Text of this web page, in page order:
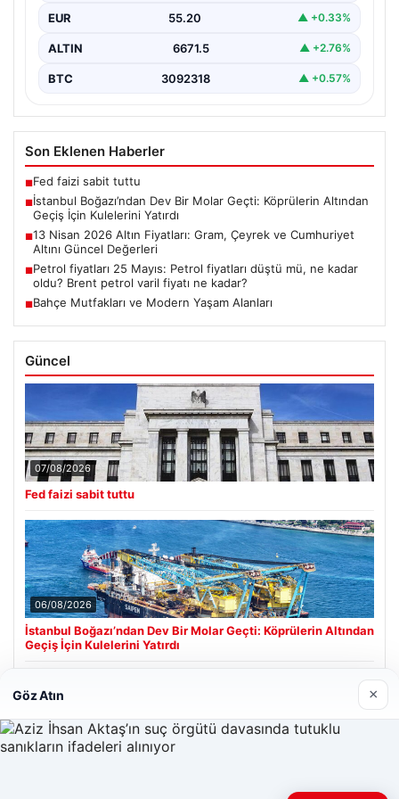
EUR 55.20 ▲ +0.33%
ALTIN 6671.5 ▲ +2.76%
BTC 3092318 ▲ +0.57%
Son Eklenen Haberler
■Fed faizi sabit tuttu
■İstanbul Boğazı’ndan Dev Bir Molar Geçti: Köprülerin Altından
Geçiş İçin Kulelerini Yatırdı
■13 Nisan 2026 Altın Fiyatları: Gram, Çeyrek ve Cumhuriyet
Altını Güncel Değerleri
■Petrol fiyatları 25 Mayıs: Petrol fiyatları düştü mü, ne kadar
oldu? Brent petrol varil fiyatı ne kadar?
■Bahçe Mutfakları ve Modern Yaşam Alanları
Güncel
07/08/2026
Fed faizi sabit tuttu
06/08/2026
İstanbul Boğazı’ndan Dev Bir Molar Geçti: Köprülerin Altından
Geçiş İçin Kulelerini Yatırdı
Son Eklenen Firmalar
Göz Atın ×